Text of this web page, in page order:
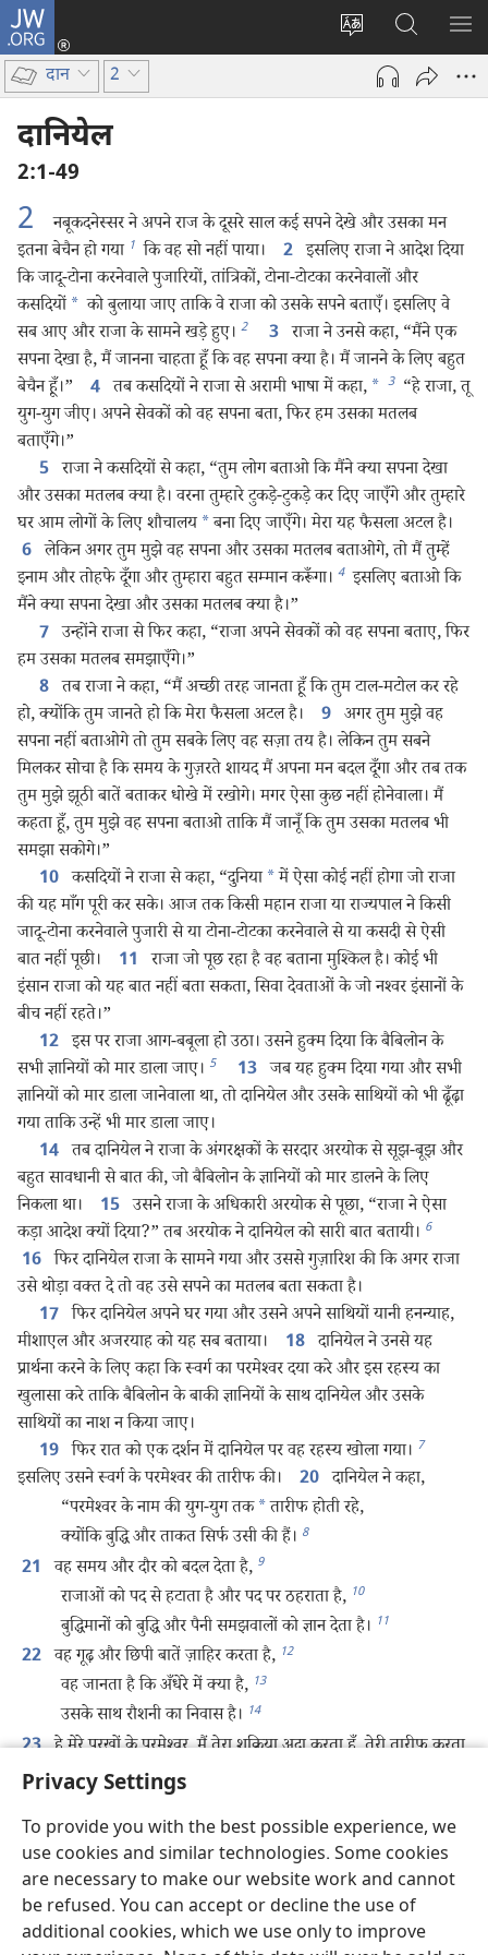
Privacy Settings
To provide you with the best possible experience, we
use cookies and similar technologies. Some cookies
are necessary to make our website work and cannot
be refused. You can accept or decline the use of
additional cookies, which we use only to improve
JW.ORG
वेबसाइट
भाषा
लॉग-
इन
(opens
JW.ORG
खोजें
मैन्यू
दान 2
दानियेल
2:1-49
2
नबूकदनेस्सर ने अपने राज के दूसरे साल कई सपने देखे और उसका मन
इतना बेचैन हो गया 1 कि वह सो नहीं पाया। 2 इसलिए राजा ने आदेश दिया
कि जादू-टोना करनेवाले पुजारियों, तांत्रिकों, टोना-टोटका करनेवालों और
कसदियों * को बुलाया जाए ताकि वे राजा को उसके सपने बताएँ। इसलिए वे
सब आए और राजा के सामने खड़े हुए। 2 3 राजा ने उनसे कहा, “मैंने एक
सपना देखा है, मैं जानना चाहता हूँ कि वह सपना क्या है। मैं जानने के लिए बहुत
बेचैन हूँ।”
4 तब कसदियों ने राजा से अरामी भाषा में कहा, * 3
“हे राजा, तू
युग-युग जीए। अपने सेवकों को वह सपना बता, फिर हम उसका मतलब
बताएँगे।”
5 राजा ने कसदियों से कहा, “तुम लोग बताओ कि मैंने क्या सपना देखा
और उसका मतलब क्या है। वरना तुम्हारे टुकड़े-टुकड़े कर दिए जाएँगे और तुम्हारे
घर आम लोगों के लिए शौचालय *बना दिए जाएँगे। मेरा यह फैसला अटल है।
6 लेकिन अगर तुम मुझे वह सपना और उसका मतलब बताओगे, तो मैं तुम्हें
इनाम और तोहफे दूँगा और तुम्हारा बहुत सम्मान करूँगा। 4 इसलिए बताओ कि
मैंने क्या सपना देखा और उसका मतलब क्या है।”
7 उन्होंने राजा से फिर कहा, “राजा अपने सेवकों को वह सपना बताए, फिर
हम उसका मतलब समझाएँगे।”
8 तब राजा ने कहा, “मैं अच्छी तरह जानता हूँ कि तुम टाल-मटोल कर रहे
हो, क्योंकि तुम जानते हो कि मेरा फैसला अटल है।
9 अगर तुम मुझे वह
सपना नहीं बताओगे तो तुम सबके लिए वह सज़ा तय है। लेकिन तुम सबने
मिलकर सोचा है कि समय के गुज़रते शायद मैं अपना मन बदल दूँगा और तब तक
तुम मुझे झूठी बातें बताकर धोखे में रखोगे। मगर ऐसा कुछ नहीं होनेवाला। मैं
कहता हूँ, तुम मुझे वह सपना बताओ ताकि मैं जानूँ कि तुम उसका मतलब भी
समझा सकोगे।”
10 कसदियों ने राजा से कहा, “दुनिया *में ऐसा कोई नहीं होगा जो राजा
की यह माँग पूरी कर सके। आज तक किसी महान राजा या राज्यपाल ने किसी
जादू-टोना करनेवाले पुजारी से या टोना-टोटका करनेवाले से या कसदी से ऐसी
बात नहीं पूछी।
11
राजा जो पूछ रहा है वह बताना मुश्‍किल है। कोई भी
इंसान राजा को यह बात नहीं बता सकता, सिवा देवताओं के जो नश्‍वर इंसानों के
बीच नहीं रहते।”
12 इस पर राजा आग-बबूला हो उठा। उसने हुक्म दिया कि बैबिलोन के
सभी ज्ञानियों को मार डाला जाए। 5 13 जब यह हुक्म दिया गया और सभी
ज्ञानियों को मार डाला जानेवाला था, तो दानियेल और उसके साथियों को भी ढूँढ़ा
गया ताकि उन्हें भी मार डाला जाए।
14 तब दानियेल ने राजा के अंगरक्षकों के सरदार अरयोक से सूझ-बूझ और
बहुत सावधानी से बात की, जो बैबिलोन के ज्ञानियों को मार डालने के लिए
निकला था।
15 उसने राजा के अधिकारी अरयोक से पूछा, “राजा ने ऐसा
कड़ा आदेश क्यों दिया?” तब अरयोक ने दानियेल को सारी बात बतायी। 6
16 फिर दानियेल राजा के सामने गया और उससे गुज़ारिश की कि अगर राजा
उसे थोड़ा वक्‍त दे तो वह उसे सपने का मतलब बता सकता है।
17 फिर दानियेल अपने घर गया और उसने अपने साथियों यानी हनन्याह,
मीशाएल और अजरयाह को यह सब बताया।
18 दानियेल ने उनसे यह
प्रार्थना करने के लिए कहा कि स्वर्ग का परमेश्‍वर दया करे और इस रहस्य का
खुलासा करे ताकि बैबिलोन के बाकी ज्ञानियों के साथ दानियेल और उसके
साथियों का नाश न किया जाए।
19 फिर रात को एक दर्शन में दानियेल पर वह रहस्य खोला गया। 7
इसलिए उसने स्वर्ग के परमेश्‍वर की तारीफ की। 20 दानियेल ने कहा,
“परमेश्‍वर के नाम की युग-युग तक *तारीफ होती रहे,
क्योंकि बुद्धि और ताकत सिर्फ उसी की हैं। 8
21 वह समय और दौर को बदल देता है, 9
राजाओं को पद से हटाता है और पद पर ठहराता है, 10
बुद्धिमानों को बुद्धि और पैनी समझवालों को ज्ञान देता है। 11
22 वह गूढ़ और छिपी बातें ज़ाहिर करता है, 12
वह जानता है कि अँधेरे में क्या है, 13
उसके साथ रौशनी का निवास है। 14
23हे मेरे पुरखों के परमेश्‍वर, मैं तेरा शुक्रिया अदा करता हूँ, तेरी तारीफ करता
हूँ,
क्योंकि तूने मुझे बुद्धि और शक्‍ति दी है।
हमने तुझसे जो पूछा वह तूने मुझे बताया है,
राजा को जिस बात की चिंता है वह तूने हम पर ज़ाहिर की है।” 15
24फिर दानियेल अरयोक के पास गया, जिसे राजा ने बैबिलोन के ज्ञानियों
को नाश करने का काम सौंपा था। 16 दानियेल ने अरयोक से कहा, “बैबिलोन के
किसी भी ज्ञानी का नाश मत कर। मुझे राजा के पास ले चल, मैं राजा को उसके